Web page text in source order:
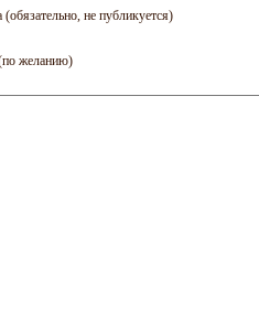
(обязательно, не публикуется)
желанию)